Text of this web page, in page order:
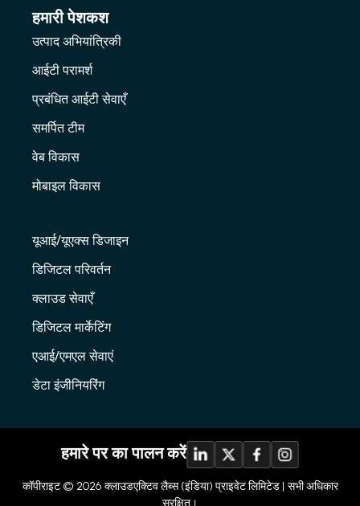
हमारी पेशकश
उत्पाद अभियांत्रिकी
आईटी परामर्श
प्रबंधित आईटी सेवाएँ
समर्पित टीम
वेब विकास
मोबाइल विकास
यूआई/यूएक्स डिजाइन
डिजिटल परिवर्तन
क्लाउड सेवाएँ
डिजिटल मार्केटिंग
एआई/एमएल सेवाएं
डेटा इंजीनियरिंग
हमारे पर का पालन करें
कॉपीराइट © 2026 क्लाउडएक्टिव लैब्स (इंडिया) प्राइवेट लिमिटेड | सभी अधिकार
सुरक्षित।